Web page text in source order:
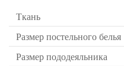
Ткань
Размер постельного белья
Размер пододеяльника